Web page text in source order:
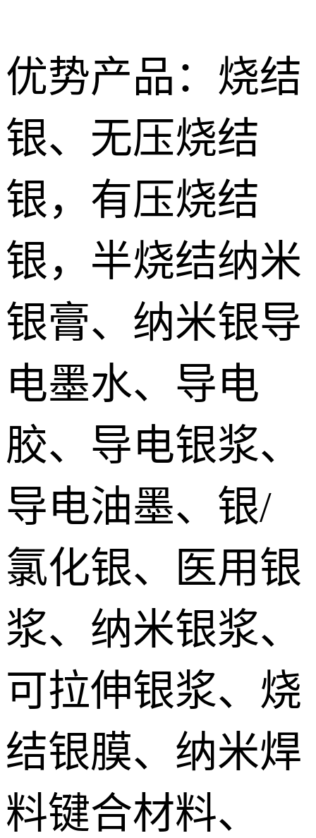
优势产品：烧结
银、无压烧结
银，有压烧结
银，半烧结纳米
银膏、纳米银导
电墨水、导电
胶、导电银浆、
导电油墨、银/
氯化银、医用银
浆、纳米银浆、
可拉伸银浆、烧
结银膜、纳米焊
料键合材料、
Nano
silver paste
Silver
conductive
adhesive
低温导电银
浆 Low
temperature
conductive
特种胶粘剂
Special
adhesive
有压烧结纳米银膏Pressurize sintered nano silver paste
纳米银浆 Nano silver paste
氮化铝/金刚石烧结银 AlN/Diamond sintered silver Paste
DTS预烧结银焊片 Die Top System sintered paste